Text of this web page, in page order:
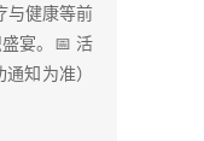
与健康等前
宴。📅 活
知为准）